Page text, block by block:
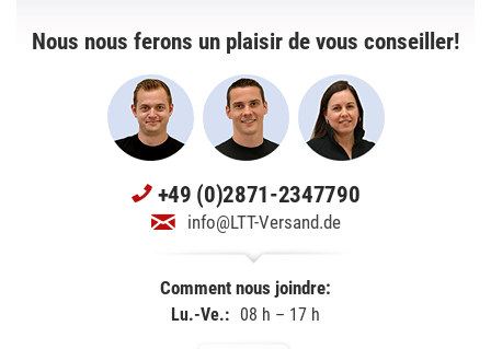
Nous nous ferons un plaisir de vous conseiller!
+49 (0)2871-2347790
info@LTT-Versand.de
Comment nous joindre:
Lu.-Ve.: 08 h – 17 h